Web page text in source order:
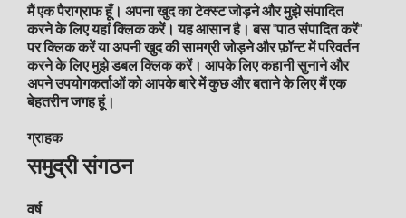
मैं एक पैराग्राफ हूँ। अपना खुद का टेक्स्ट जोड़ने और मुझे संपादित
करने के लिए यहां क्लिक करें। यह आसान है। बस "पाठ संपादित करें"
पर क्लिक करें या अपनी खुद की सामग्री जोड़ने और फ़ॉन्ट में परिवर्तन
करने के लिए मुझे डबल क्लिक करें। आपके लिए कहानी सुनाने और
अपने उपयोगकर्ताओं को आपके बारे में कुछ और बताने के लिए मैं एक
बेहतरीन जगह हूं।
ग्राहक
समुद्री संगठन
वर्ष